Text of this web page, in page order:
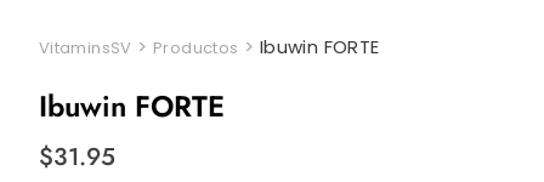
VitaminsSV > Productos > Ibuwin FORTE
Ibuwin FORTE
$31.95